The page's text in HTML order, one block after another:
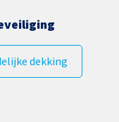
dekking